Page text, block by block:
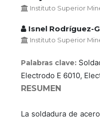
Instituto Superior
Isnel Rodríguez-
Instituto Superior
Palabras clave:
Electrodo E 6010,
RESUMEN
La soldadura de